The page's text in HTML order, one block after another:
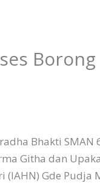
Bhakti SMAN
Githa dan
Gde